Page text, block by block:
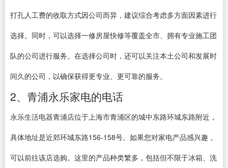
打孔人工费的收取方式因公司而异，建议综合考虑多方面因素进行
选择。同时，可以选择一修房屋快修等覆盖全市、拥有专业施工团
队的公司进行服务。在选择公司时，还可以关注本土公司和发展时
间久的公司，以确保获得更专业、更可靠的服务。
2、青浦永乐家电的电话
永乐生活电器青浦店位于上海市青浦区的城中东路环城东路附近，
具体地址是近郊环城东路156-158号。如果您对家电产品感兴趣，
可以前往该店选购。这里的产品种类繁多，包括但不限于冰箱、洗